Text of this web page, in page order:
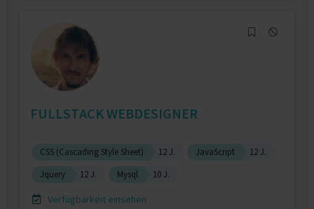
FULLSTACK WEBDESIGNER
CSS (Cascading Style Sheet) 12 J. JavaScript
12 J.
Jquery
12 J. Mysql 10 J.
Verfügbarkeit einsehen